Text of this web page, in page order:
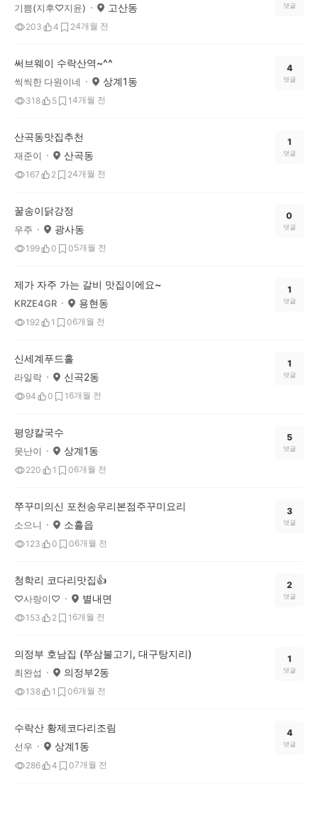
기쁨(지후♡지윤) 고산동
203 4 24개월 전
댓글
써브웨이 수락산역~^^
씩씩한 다원이네 상계1동
318 5 14개월 전
4
댓글
산곡동맛집추천
재준이 산곡동
167 2 24개월 전
1
댓글
꿀송이닭강정
우주 광사동
199 0 05개월 전
0
댓글
제가 자주 가는 갈비 맛집이에요~
KRZE4GR 용현동
192 1 06개월 전
1
댓글
신세계푸드홀
라일락 신곡2동
94 0 1 6개월 전
1
댓글
평양칼국수
못난이 상계1동
220 1 06개월 전
5
댓글
쭈꾸미의신 포천송우리본점주꾸미요리
소으니 소흘읍
123 0 06개월 전
3
댓글
청학리 코다리맛집👍
♡사랑이♡ 별내면
153 2 1 6개월 전
2
댓글
의정부 호남집 (쭈삼불고기, 대구탕지리)
최완섭 의정부2동
138 1 06개월 전
1
댓글
수락산 황제코다리조림
선우 상계1동
286 4 07개월 전
4
댓글